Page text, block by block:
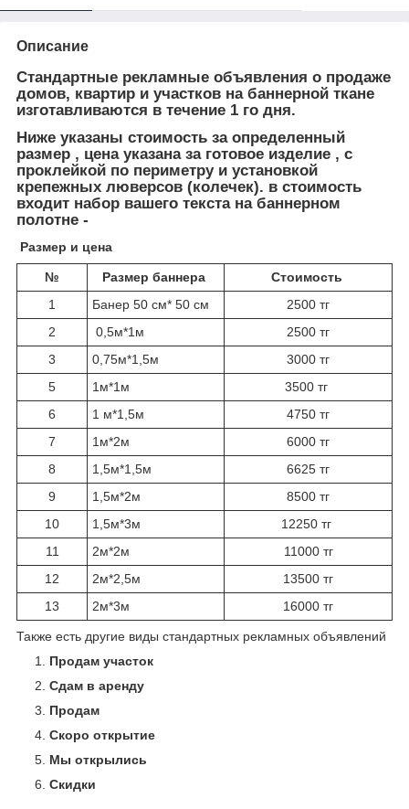
Описание
Стандартные рекламные объявления о продаже
домов, квартир и участков на баннерной ткане
изготавливаются в течение 1 го дня.
Ниже указаны стоимость за определенный
размер , цена указана за готовое изделие , с
проклейкой по периметру и установкой
крепежных люверсов (колечек). в стоимость
входит набор вашего текста на баннерном
полотне -
Размер и цена
№ Размер баннера
Стоимость
1
Банер 50 см* 50 см
2500 тг
2
0,5м*1м
2500 тг
3
0,75м*1,5м
3000 тг
5
1м*1м
3500 тг
6
1 м*1,5м
4750 тг
7
1м*2м
6000 тг
8
1,5м*1,5м
6625 тг
9
1,5м*2м
8500 тг
10
1,5м*3м
12250 тг
11
2м*2м
11000 тг
12
2м*2,5м
13500 тг
13
2м*3м 16000 тг
Также есть другие виды стандартных рекламных объявлений
Продам участок
Сдам в аренду
Продам
Скоро открытие
Мы открылись
Скидки